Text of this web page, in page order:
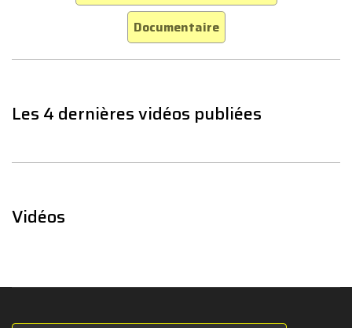
Documentaire
Les 4 dernières vidéos publiées
Vidéos